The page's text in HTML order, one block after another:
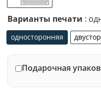
Варианты печати :
односторонняя
односторонняя
Подарочная